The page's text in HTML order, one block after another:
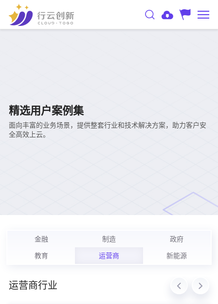
精选用户案例集
面向丰富的业务场景，提供整套行业和技术解决方案，助力客户安
全高效上云。
金融 制造 政府
教育 运营商 新能源
运营商行业